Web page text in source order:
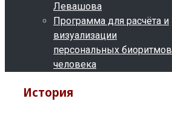
Левашова
Программа для расчёта и
визуализации
персональных биоритмов
человека
История